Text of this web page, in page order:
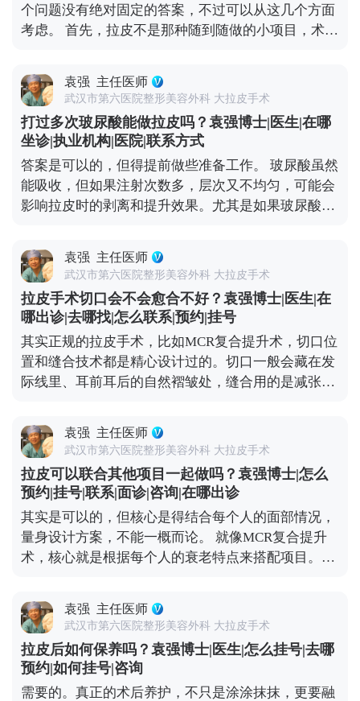
减轻。 所以大家不用因为怕疼就纠结选哪种术式，关
键还是要根据自己的衰老程度和预期效果，选适合自
问题，可以去官方媒体平台（公众号、百家号、小红
薯）预约面诊，详细了解。
个问题没有绝对固定的答案，不过可以从这几个方面
考虑。 首先，拉皮不是那种随到随做的小项目，术前
预约面诊，这样医生才有足够的时间了解你的面部情
况、需求，帮你设计个性化的手术方案。 其次，拉皮
前后需要一段恢复期，要是你有重要的社交活动或者
工作安排，一定要提前规划好时间，避免恢复期和重
要行程冲突。另外，手术前还得做一些必要的体检，
确保身体状况适合手术，这也需要预留时间。 最后，
医生的排期也是个重要因素。靠谱的医生手术排期通
常都比较满，提前预约才能避免等太久。建议大家只
留足准备时间。 想知道更多关于MCR复合提升术的
问题，可以去官方媒体平台（公众号、百家号、小红
薯）预约面诊，详细了解。
袁强 主任医师
武汉市第六医院整形美容外科 大拉皮手术
打过多次玻尿酸能做拉皮吗？袁强博士|医生|在哪
坐诊|执业机构|医院|联系方式
答案是可以的，但得提前做些准备工作。 玻尿酸虽然
能吸收，但如果注射次数多，层次又不均匀，可能会
影响拉皮时的剥离和提升效果。尤其是如果玻尿酸跑
一般建议，拉皮手术前先面诊检查，看看面部玻尿酸
的分布情况。如果有必要，就先把多余的玻尿酸溶解
掉，等面部状态恢复稳定了再做拉皮。这样既能保证
手术安全，也能让提升效果更精准、更持久。 其实拉
皮和填充并不冲突，关键是要找对时间、用对方式，
才能真正达到面部年轻化的效果。 想知道更多关于
MCR复合提升术的问题，可以去官方媒体平台（公众
号、百家号、小红薯）预约面诊，详细了解。
袁强 主任医师
武汉市第六医院整形美容外科 大拉皮手术
拉皮手术切口会不会愈合不好？袁强博士|医生|在
哪出诊|去哪找|怎么联系|预约|挂号
其实正规的拉皮手术，比如MCR复合提升术，切口位
置和缝合技术都是精心设计过的。切口一般会藏在发
际线里、耳前耳后的自然褶皱处，缝合用的是减张缝
出来了。至于大家担心的耳朵变形，只要操作规范，
这种情况很少出现。 当然，愈合效果不只是医生技术
的事，术后护理也很关键。术后两三周内尽量别抽烟
喝酒，辛辣食物、海鲜和牛羊肉这些“发物”也先忌
口，饮食清淡软烂一些。出院后可以散散步，但一个
月内别做跑步、游泳、力量训练这些剧烈运动，避免
影响伤口愈合。 总的来说，只要选对医生、做好护
理，拉皮切口愈合大多都很理想，不用过度焦虑。 想
体平台（公众号、百家号、小红薯）预约面诊，详细
了解。
袁强 主任医师
武汉市第六医院整形美容外科 大拉皮手术
拉皮可以联合其他项目一起做吗？袁强博士|怎么
预约|挂号|联系|面诊|咨询|在哪出诊
其实是可以的，但核心是得结合每个人的面部情况，
量身设计方案，不能一概而论。 就像MCR复合提升
术，核心就是根据每个人的衰老特点来搭配项目。拉
很明显，比如上眼皮松、眼角往下掉，或者眼袋突
出，这种时候单做拉皮就不够全面了。 所以要是眼周
问题突出，拉皮的时候可以考虑联合提眉、双眼皮或
者祛眼袋手术。比如提眉能顺便改善眉形和上眼皮松
弛，祛眼袋分内路和外路，内路适合单纯脂肪膨出
袁强 主任医师
武汉市第六医院整形美容外科 大拉皮手术
拉皮后如何保养吗？袁强博士|医生|怎么挂号|去哪
预约|如何挂号|咨询
需要的。真正的术后养护，不只是涂涂抹抹，更要融